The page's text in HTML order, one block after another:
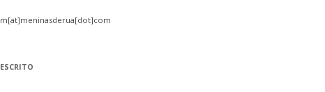
m[at]meninasderua[dot]com
ESCRITO